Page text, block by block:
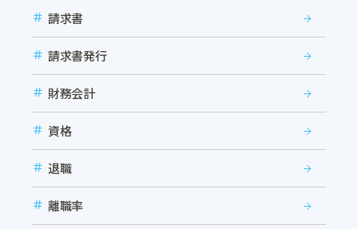
請求書
請求書発行
財務会計
資格
退職
離職率